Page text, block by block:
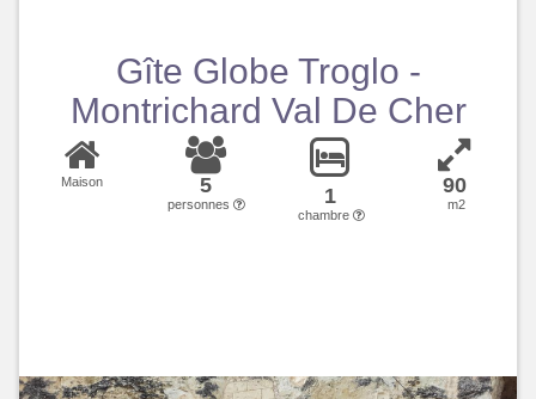
Gîte Globe Troglo -
Montrichard Val De Cher
Maison 5
personnes 1
chambre
90
m2